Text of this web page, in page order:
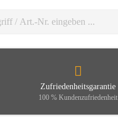
Zufriedenheitsgarantie
100 % Kundenzufriedenheit